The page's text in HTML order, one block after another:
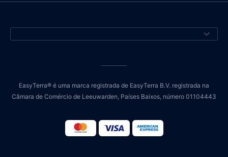
EasyTerra® é uma marca registrada de EasyTerra B.V. registrada na
Câmara de Comércio de Leeuwarden, Países Baixos, número 01104443